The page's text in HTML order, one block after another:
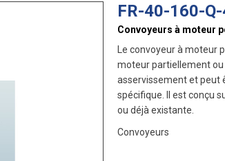
FR-40-160-
Convoyeurs à moteur
Le convoyeur à
moteur partiellement ou
asservissement et peut
spécifique. Il est conçu
ou déjà existante.
Convoyeurs